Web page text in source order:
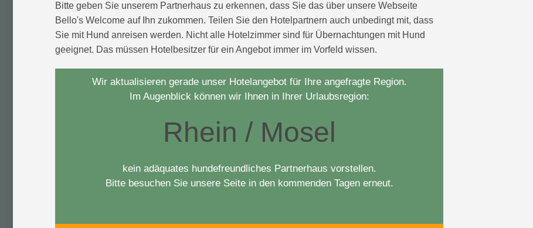
Bitte geben Sie unserem Partnerhaus zu erkennen, dass Sie das über unsere Webseite
Bello's Welcome auf Ihn zukommen. Teilen Sie den Hotelpartnern auch unbedingt mit, dass
Sie mit Hund anreisen werden. Nicht alle Hotelzimmer sind für Übernachtungen mit Hund
geeignet. Das müssen Hotelbesitzer für ein Angebot immer im Vorfeld wissen.
Wir aktualisieren gerade unser Hotelangebot für Ihre angefragte Region.
Im Augenblick können wir Ihnen in Ihrer Urlaubsregion:
Rhein / Mosel
kein adäquates hundefreundliches Partnerhaus vorstellen.
Bitte besuchen Sie unsere Seite in den kommenden Tagen erneut.